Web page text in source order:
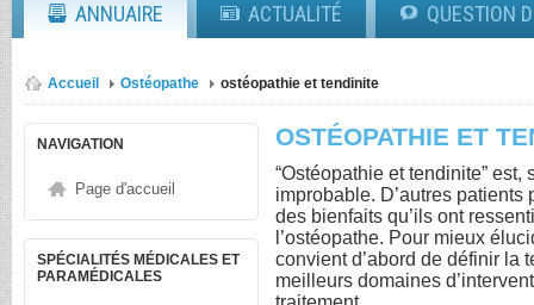
ANNUAIRE ACTUALITÉ QUESTION
Accueil Ostéopathe ostéopathie et tendinite
NAVIGATION
Page d'accueil
SPÉCIALITÉS MÉDICALES ET
PARAMÉDICALES
OSTÉOPATHIE ET
“Ostéopathie et tendinite”
improbable. D’autres patients
des bienfaits qu’ils ont
l’ostéopathe. Pour mieux
convient d’abord de définir la
meilleurs domaines